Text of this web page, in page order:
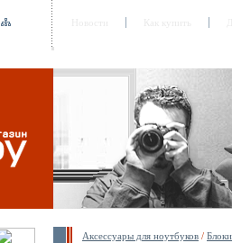
Аксессуары для ноутбуков /